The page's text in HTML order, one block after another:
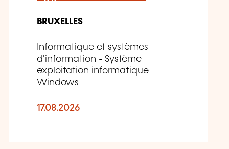
BRUXELLES
Informatique et systèmes
d'information - Système
exploitation informatique -
Windows
17.08.2026